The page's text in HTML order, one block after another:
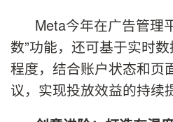
Meta今年在广告管理
数”功能，还可基于实时
程度，结合账户状态和页
议，实现投放效益的持续